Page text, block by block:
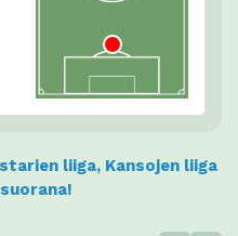
liiga, Kansojen liiga